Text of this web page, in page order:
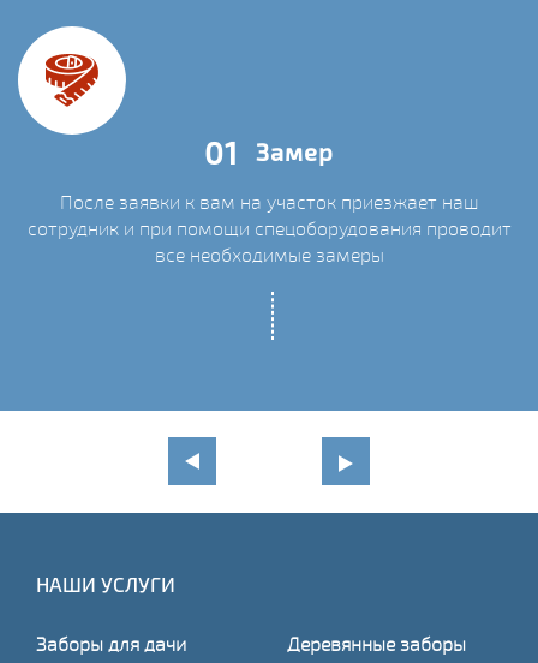
01 Замер
После заявки к вам на участок приезжает наш
сотрудник и при помощи спецоборудования проводит
все необходимые замеры
НАШИ УСЛУГИ
Заборы для дачи
Деревянные заборы